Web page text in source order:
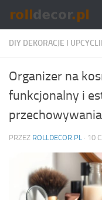
Skip to content
DIY DEKORACJE I
Organizer na
funkcjonalny i
PRZEZ ROLLDECOR.PL · 10